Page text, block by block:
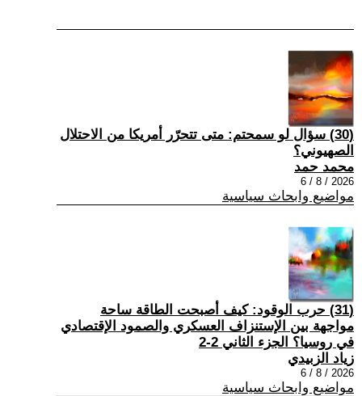
(30) سؤال لو سمحتم: متى تتحرّر أمريكا من الاحتلال
الصهيوني؟
محمد حمد
2026 / 8 / 6
مواضيع وابحاث سياسية
(31) حرب الوقود: كيف أصبحت الطاقة ساحة
مواجهة بين الإستنزاف العسكري والصمود الإقتصادي
في روسيا؟ الجزء الثاني 2-2
زياد الزبيدي
2026 / 8 / 6
مواضيع وابحاث سياسية